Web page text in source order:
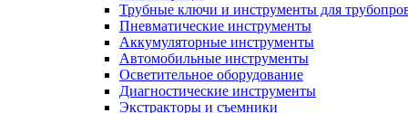
Трубные ключи и инструменты для
Пневматические инструменты
Аккумуляторные инструменты
Автомобильные инструменты
Осветительное оборудование
Диагностические инструменты
Экстракторы и съемники